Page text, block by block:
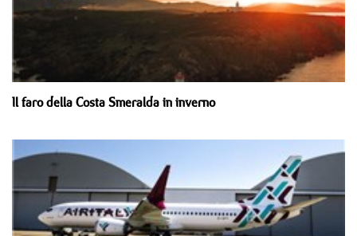
Il faro della Costa Smeralda in inverno